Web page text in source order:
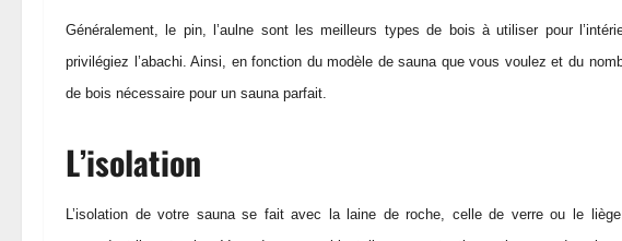
Généralement, le pin, l’aulne sont les meilleurs types de bois à utiliser pour
privilégiez l’abachi. Ainsi, en fonction du modèle de sauna que vous voulez et du
de bois nécessaire pour un sauna parfait.
L’isolation
L’isolation de votre sauna se fait avec la laine de roche, celle de verre ou le